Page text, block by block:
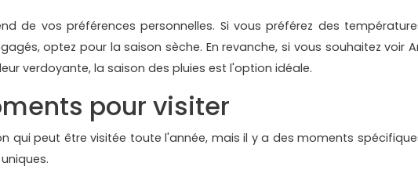
de vos préférences personnelles. Si vous préférez des
optez pour la saison sèche. En revanche, si vous souhaitez voir
verdoyante, la saison des pluies est l'option idéale.
pour visiter
qui peut être visitée toute l'année, mais il y a des moments